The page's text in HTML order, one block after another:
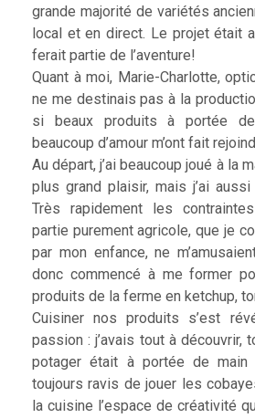
grande majorité de variétés
local et en direct. Le projet était
ferait partie de l’aventure!
Quant à moi, Marie-Charlotte,
ne me destinais pas à la
si beaux produits à portée
beaucoup d’amour m’ont fait
Au départ, j’ai beaucoup joué à la
plus grand plaisir, mais j’ai
Très rapidement les
partie purement agricole, que je
par mon enfance, ne
donc commencé à me former
produits de la ferme en ketchup,
Cuisiner nos produits s’est
passion : j’avais tout à découvrir,
potager était à portée de main
toujours ravis de jouer les
la cuisine l’espace de créativité